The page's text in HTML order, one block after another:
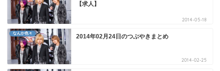
【求人】
2014-05-18
なんか色々 2014年02月24日のつぶやきまとめ
2014-02-25